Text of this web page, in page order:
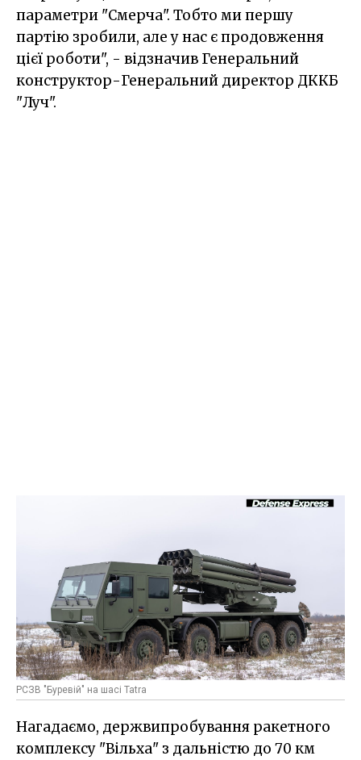
параметри "Смерча". Тобто ми першу
партію зробили, але у нас є продовження
цієї роботи", - відзначив Генеральний
конструктор-Генеральний директор ДККБ
"Луч".
РСЗВ "Буревій" на шасі Tatra
Нагадаємо, держвипробування ракетного
комплексу "Вільха" з дальністю до 70 км